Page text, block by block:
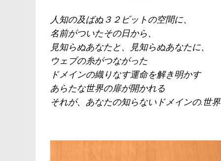
人知の及ばぬ３２ビットの空間に、
名前がついたその日から、
見知らぬあなたと、見知らぬあなたに、
ウェブの糸がつながった
ドメインの織りなす運命を解き明かす
あらたな世界の扉が開かれる
それが、あなたの知らないドメインの.世界